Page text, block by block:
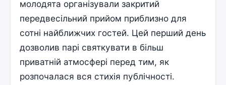
молодята організували закритий
передвесільний прийом приблизно для
сотні найближчих гостей. Цей перший день
дозволив парі святкувати в більш
приватній атмосфері перед тим, як
розпочалася вся стихія публічності.